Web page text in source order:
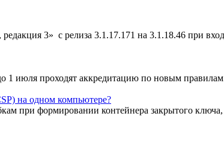
3» с релиза 3.1.17.171 на 3.1.18.46 при
1 июля проходят аккредитацию по новым
на одном компьютере?
при формировании контейнера закрытого